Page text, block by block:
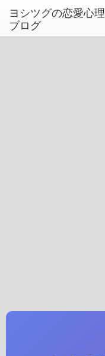
ヨシツグの恋愛心理
ブログ